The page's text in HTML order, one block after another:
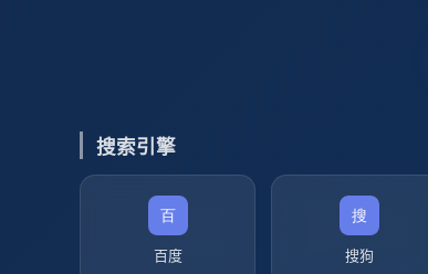
搜索引擎
百度 搜狗